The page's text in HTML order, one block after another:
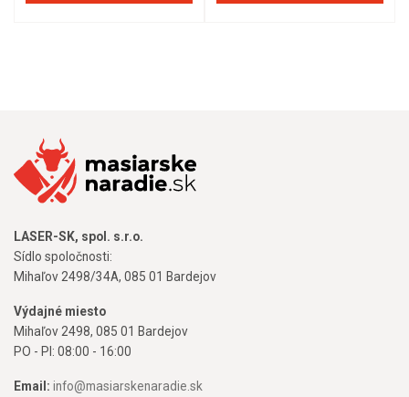
LASER-SK, spol. s.r.o.
Sídlo spoločnosti:
Mihaľov 2498/34A, 085 01 Bardejov
Výdajné miesto
Mihaľov 2498, 085 01 Bardejov
PO - PI: 08:00 - 16:00
Email: info@masiarskenaradie.sk